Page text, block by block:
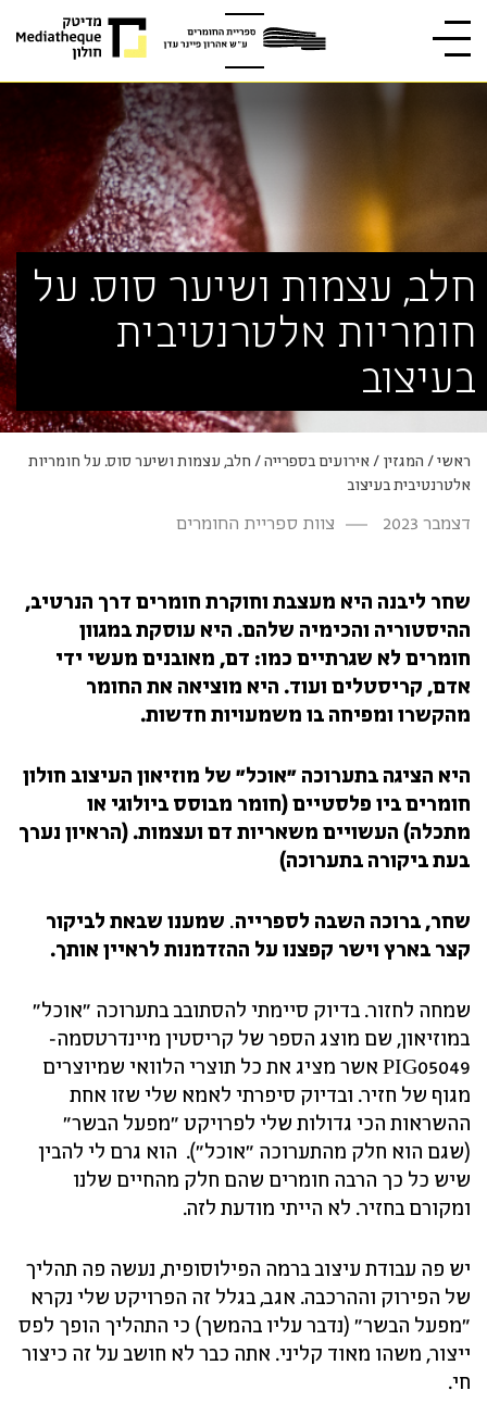
חלב, עצמות ושיער סוס. על
חומריות אלטרנטיבית
בעיצוב
ראשי/ המגזין / אירועים בספרייה/ חלב, עצמות ושיער סוס. על חומריות
אלטרנטיבית בעיצוב
דצמבר 2023 צוות ספריית החומרים
שחר ליבנה היא מעצבת וחוקרת חומרים דרך הנרטיב,
ההיסטוריה והכימיה שלהם. היא עוסקת במגוון
חומרים לא שגרתיים כמו: דם, מאובנים מעשי ידי
אדם, קריסטלים ועוד. היא מוציאה את החומר
מהקשרו ומפיחה בו משמעויות חדשות.
היא הציגה בתערוכה "אוכל" של מוזיאון העיצוב חולון
חומרים ביו פלסטיים (חומר מבוסס ביולוגי או
מתכלה) העשויים משאריות דם ועצמות. (הראיון נערך
בעת ביקורה בתערוכה)
שחר, ברוכה השבה לספרייה. שמענו שבאת לביקור
קצר בארץ וישר קפצנו על ההזדמנות לראיין אותך.
שמחה לחזור. בדיוק סיימתי להסתובב בתערוכה "אוכל"
במוזיאון, שם מוצג הספר של קריסטין מיינדרטסמה-
PIG05049 אשר מציג את כל תוצרי הלוואי שמיוצרים
מגוף של חזיר. ובדיוק סיפרתי לאמא שלי שזו אחת
ההשראות הכי גדולות שלי לפרויקט "מפעל הבשר"
(שגם הוא חלק מהתערוכה "אוכל"). הוא גרם לי להבין
שיש כל כך הרבה חומרים שהם חלק מהחיים שלנו
ומקורם בחזיר. לא הייתי מודעת לזה.
יש פה עבודת עיצוב ברמה הפילוסופית, נעשה פה תהליך
של הפירוק וההרכבה. אגב, בגלל זה הפרויקט שלי נקרא
"מפעל הבשר" (נדבר עליו בהמשך) כי התהליך הופך לפס
ייצור, משהו מאוד קליני. אתה כבר לא חושב על זה כיצור
חי.